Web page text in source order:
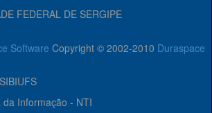
FEDERAL DE SERGIPE
Software Copyright © 2002-2010 Duraspace
Informação - NTI